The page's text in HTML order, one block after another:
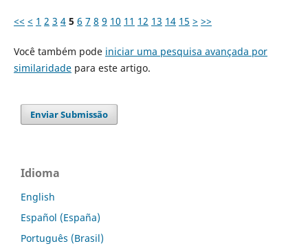
<< < 1 2 3 4 5 6 7 8 9 10 11 12 13 14 15 > >>
Você também pode iniciar uma pesquisa avançada por
similaridadepara este artigo.
Enviar Submissão
Idioma
English
Español (España)
Português (Brasil)